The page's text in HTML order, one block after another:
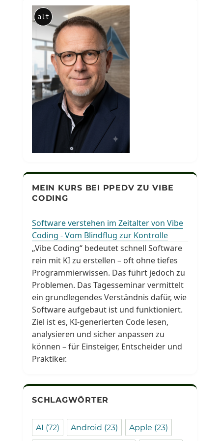
alt
MEIN KURS BEI PPEDV ZU VIBE
CODING
Software verstehen im Zeitalter von Vibe
Coding - Vom Blindflug zur Kontrolle
„Vibe Coding“ bedeutet schnell Software
rein mit KI zu erstellen – oft ohne tiefes
Programmierwissen. Das führt jedoch zu
Problemen. Das Tagesseminar vermittelt
ein grundlegendes Verständnis dafür, wie
Software aufgebaut ist und funktioniert.
Ziel ist es, KI-generierten Code lesen,
analysieren und sicher anpassen zu
können – für Einsteiger, Entscheider und
Praktiker.
SCHLAGWÖRTER
AI (72) Android (23) Apple (23)